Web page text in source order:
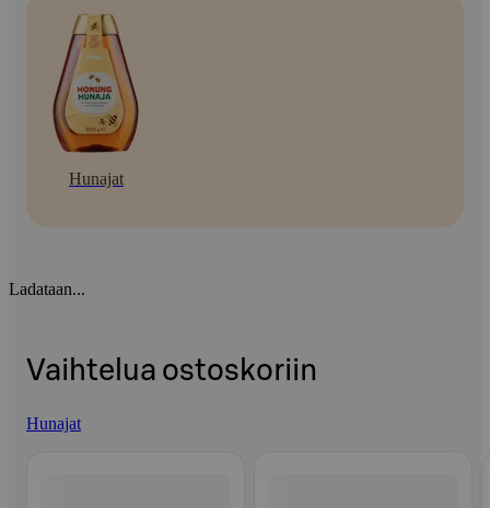
Hunajat
Ladataan...
Vaihtelua ostoskoriin
Hunajat